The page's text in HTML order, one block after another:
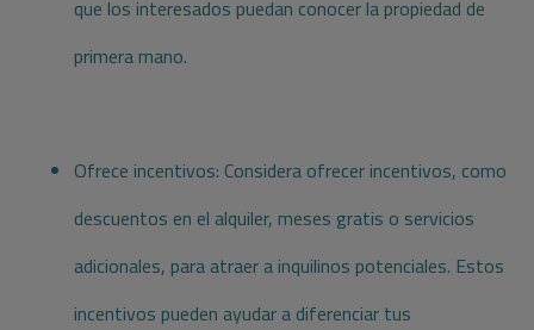
que los interesados puedan conocer la propiedad de
primera mano.
Ofrece incentivos: Considera ofrecer incentivos, como
descuentos en el alquiler, meses gratis o servicios
adicionales, para atraer a inquilinos potenciales. Estos
incentivos pueden ayudar a diferenciar tus